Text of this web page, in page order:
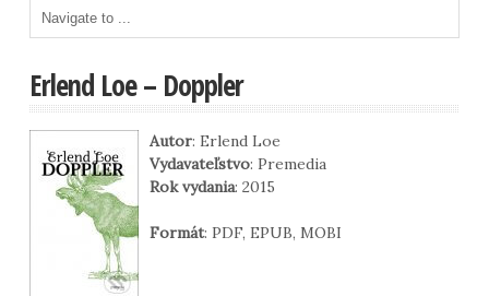
Erlend Loe – Doppler
Autor: Erlend Loe
Vydavateľstvo: Premedia
Rok vydania: 2015
Formát: PDF, EPUB, MOBI